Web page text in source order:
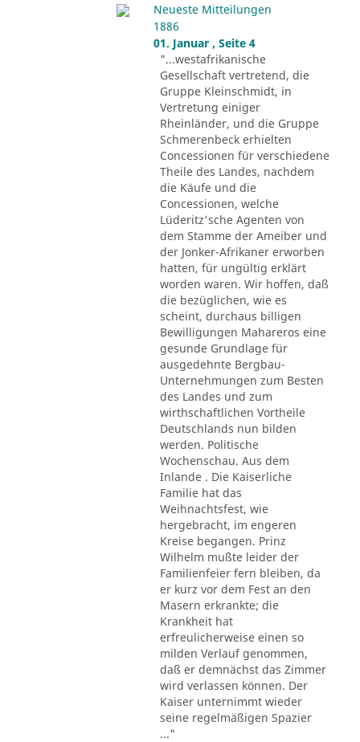
Neueste Mitteilungen
1886
01. Januar , Seite 4
"...westafrikanische
Gesellschaft vertretend, die
Gruppe Kleinschmidt, in
Vertretung einiger
Rheinländer, und die Gruppe
Schmerenbeck erhielten
Concessionen für verschiedene
Theile des Landes, nachdem
die Käufe und die
Concessionen, welche
Lüderitz'sche Agenten von
dem Stamme der Ameiber und
der Jonker-Afrikaner erworben
hatten, für ungültig erklärt
worden waren. Wir hoffen, daß
die bezüglichen, wie es
scheint, durchaus billigen
Bewilligungen Mahareros eine
gesunde Grundlage für
ausgedehnte Bergbau-
Unternehmungen zum Besten
des Landes und zum
wirthschaftlichen Vortheile
Deutschlands nun bilden
werden. Politische
Wochenschau. Aus dem
Inlande . Die Kaiserliche
Familie hat das
Weihnachtsfest, wie
hergebracht, im engeren
Kreise begangen. Prinz
Wilhelm mußte leider der
Familienfeier fern bleiben, da
er kurz vor dem Fest an den
Masern erkrankte; die
Krankheit hat
erfreulicherweise einen so
milden Verlauf genommen,
daß er demnächst das Zimmer
wird verlassen können. Der
Kaiser unternimmt wieder
seine regelmäßigen Spazier
..."